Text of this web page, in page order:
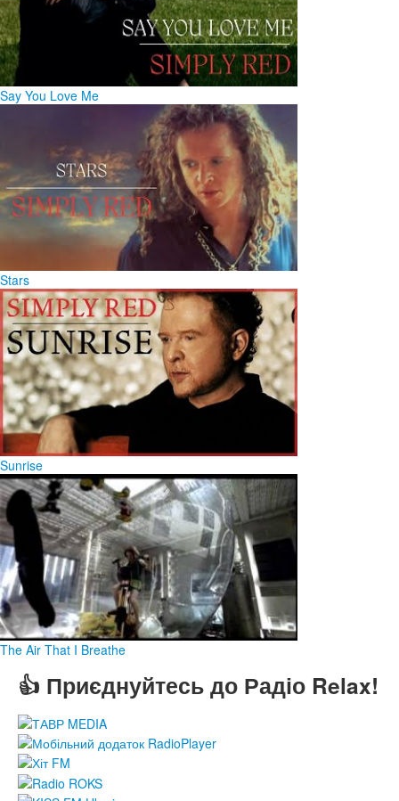
Say You Love Me
Stars
Sunrise
The Air That I Breathe
👍 Приєднуйтесь до Радіо Relax!